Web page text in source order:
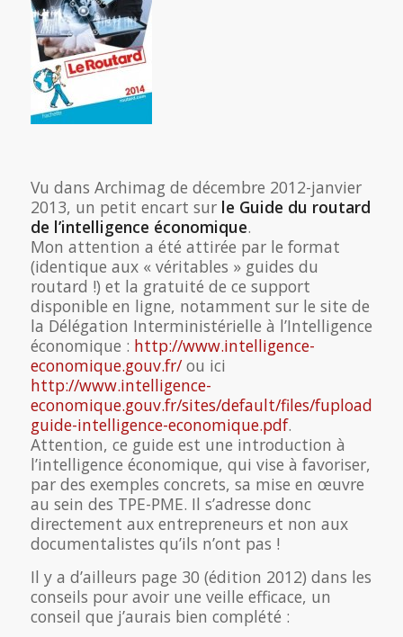
Vu dans Archimag de décembre 2012-janvier
2013, un petit encart sur le Guide du routard
de l’intelligence économique.
Mon attention a été attirée par le format
(identique aux « véritables » guides du
routard !) et la gratuité de ce support
disponible en ligne, notamment sur le site de
la Délégation Interministérielle à l’Intelligence
économique : http://www.intelligence-
economique.gouv.fr/ou ici
http://www.intelligence-
economique.gouv.fr/sites/default/files/fupload/
guide-intelligence-economique.pdf.
Attention, ce guide est une introduction à
l’intelligence économique, qui vise à favoriser,
par des exemples concrets, sa mise en œuvre
au sein des TPE-PME. Il s’adresse donc
directement aux entrepreneurs et non aux
documentalistes qu’ils n’ont pas !
Il y a d’ailleurs page 30 (édition 2012) dans les
conseils pour avoir une veille efficace, un
conseil que j’aurais bien complété :